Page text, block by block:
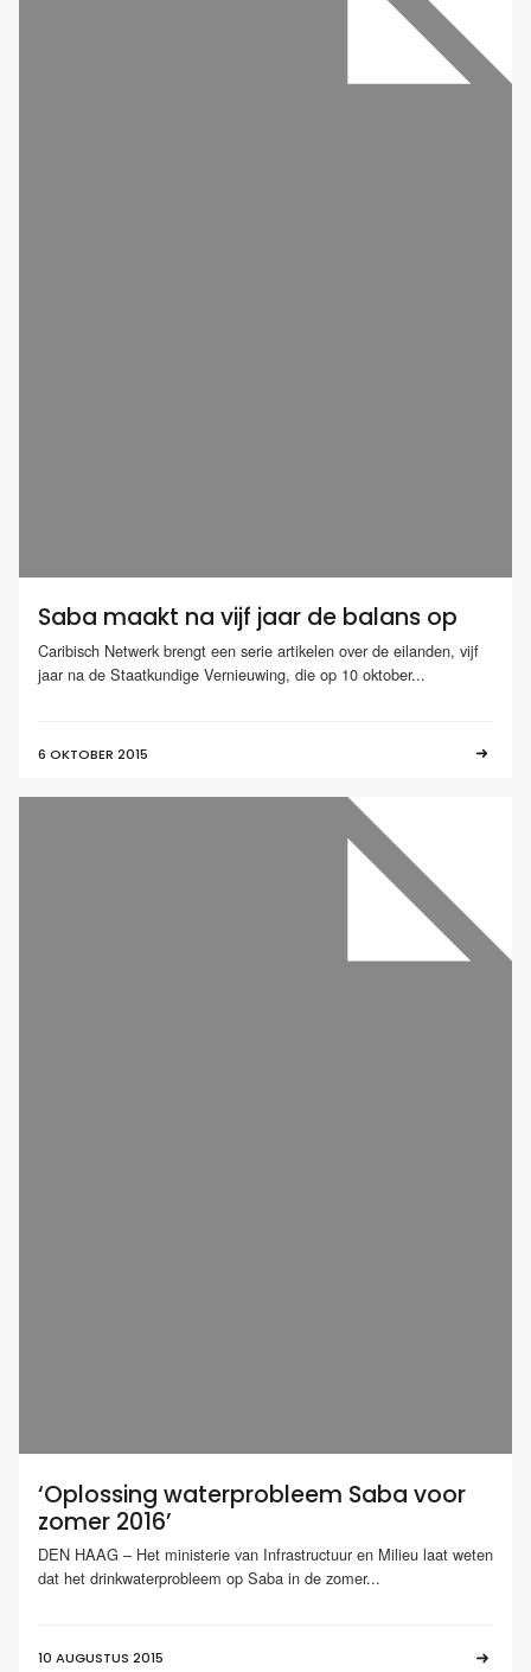
Saba maakt na vijf jaar de balans op
Caribisch Netwerk brengt een serie artikelen over de eilanden, vijf
jaar na de Staatkundige Vernieuwing, die op 10 oktober...
6 OKTOBER 2015
‘Oplossing waterprobleem Saba voor
zomer 2016’
DEN HAAG – Het ministerie van Infrastructuur en Milieu laat weten
dat het drinkwaterprobleem op Saba in de zomer...
10 AUGUSTUS 2015